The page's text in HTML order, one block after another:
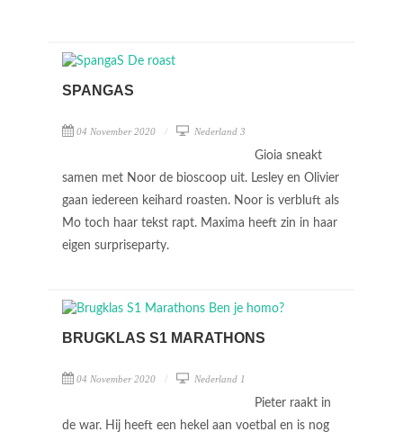
SPANGAS
04 November 2020 Nederland 3
Gioia sneakt
samen met Noor de bioscoop uit. Lesley en Olivier
gaan iedereen keihard roasten. Noor is verbluft als
Mo toch haar tekst rapt. Maxima heeft zin in haar
eigen surpriseparty.
BRUGKLAS S1 MARATHONS
04 November 2020 Nederland 1
Pieter raakt in
de war. Hij heeft een hekel aan voetbal en is nog